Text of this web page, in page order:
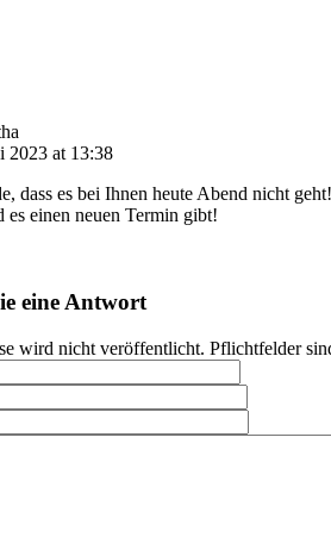
2023 at 13:38
dass es bei Ihnen heute Abend nicht
es einen neuen Termin gibt!
eine Antwort
wird nicht veröffentlicht. Pflichtfelder